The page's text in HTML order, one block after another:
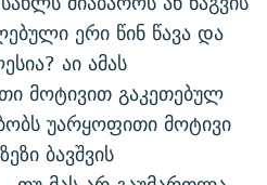
ერი წინ წავა და
აი ამას
მოტივით გაკეთებულ
უარყოფითი მოტივი
ბავშვის